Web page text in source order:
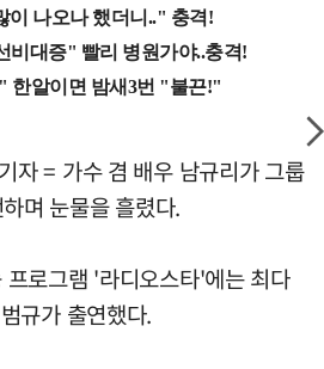
자 = 가수 겸 배우 남규리가 그룹
며 눈물을 흘렸다.
로그램 '라디오스타'에는 최다
규가 출연했다.